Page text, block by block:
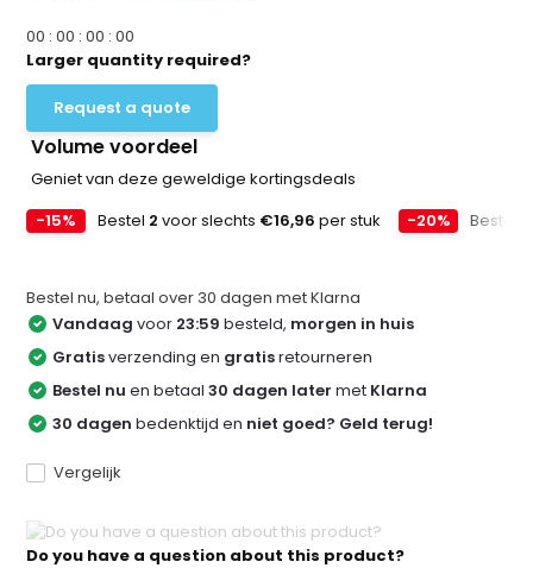
00 :00 :00 :00
Larger quantity required?
Request a quote
Volume voordeel
Geniet van deze geweldige kortingsdeals
-15%
Bestel 2 voor slechts €16,96 per stuk -20% Bestel
Bestel nu, betaal over 30 dagen met Klarna
Vandaag voor 23:59 besteld, morgen in huis
Gratisverzending en gratisretourneren
Bestel nu en betaal30 dagen later met Klarna
30 dagen bedenktijd en niet goed? Geld terug!
Vergelijk
Do you have a question about this product?